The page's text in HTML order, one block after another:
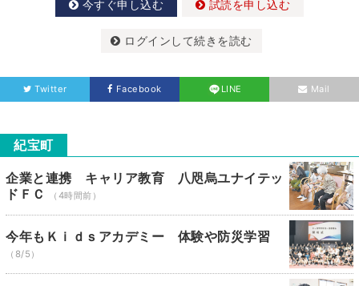
今すぐ申し込む 試読を申し込む
ログインして続きを読む
Twitter Facebook LINE Mail
紀宝町
企業と連携 キャリア教育 八咫烏ユナイテッ
ドＦＣ
（4時間前）
今年もＫｉｄｓアカデミー 体験や防災学習
（8/5）